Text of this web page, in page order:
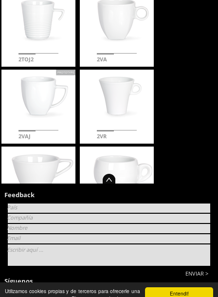
Entendi!
Utilizamos cookies propias y de terceros para ofrecerle una
2TOJ2 2VA
2VAJ 2VR
2W 2X
2Z IV3 9oz
Feedback
País
Compañía
Nombre
Email
Escribir aquí ...
Síguenos